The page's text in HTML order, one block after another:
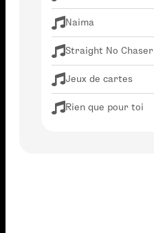
Naima
Straight No Chaser
Jeux de cartes
Rien que pour toi